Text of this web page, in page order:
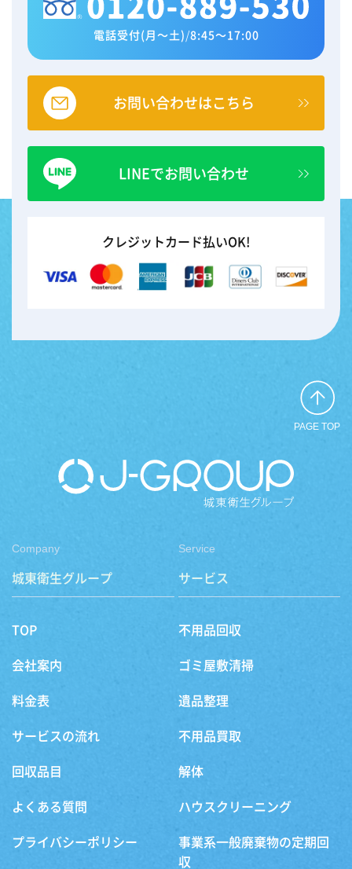
電話受付(月～土) /8:45～17:00
お問い合わせはこちら
LINEでお問い合わせ
クレジットカード払いOK!
PAGE TOP
Company
城東衛生グループ
TOP
会社案内
料金表
サービスの流れ
回収品目
よくある質問
プライバシーポリシー
Service
サービス
不用品回収
ゴミ屋敷清掃
遺品整理
不用品買取
解体
ハウスクリーニング
事業系一般廃棄物の定期回
収